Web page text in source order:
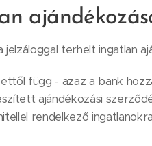
terhelt ingatlan
függ - azaz a bank
ajándékozási
rendelkező